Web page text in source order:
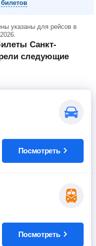
указаны для рейсов в
Санкт-
следующие
Посмотреть
Посмотреть